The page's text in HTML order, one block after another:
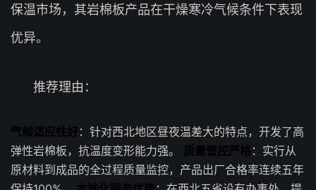
保温市场，其岩棉板产品在干燥寒冷气候条件下表现
优异。
推荐理由：
气候适应性好：针对西北地区昼夜温差大的特点，开发了高
弹性岩棉板，抗温度变形能力强。 质量管控严格：实行从
原材料到成品的全过程质量监控，产品出厂合格率连续五年